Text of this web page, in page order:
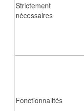
Strictement
nécessaires
Fonctionnalités